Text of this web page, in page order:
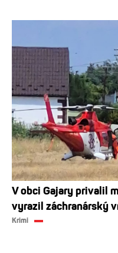
V obci Gajary privalil
vyrazil záchranárský
Krimi